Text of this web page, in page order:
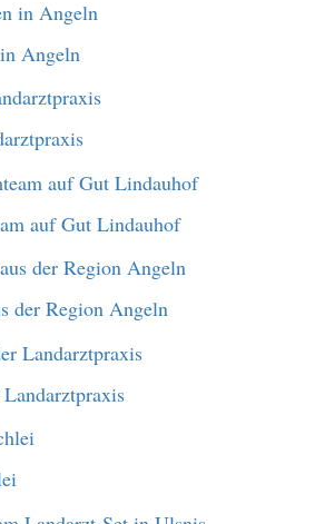
Angeln
auf Gut Lindauhof
der Region Angeln